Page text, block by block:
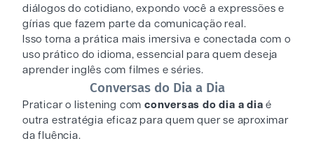
diálogos do cotidiano, expondo você a expressões e
gírias que fazem parte da comunicação real.
Isso torna a prática mais imersiva e conectada com o
uso prático do idioma, essencial para quem deseja
aprender inglês com filmes e séries.
Conversas do Dia a Dia
Praticar o listening com conversas do dia a dia é
outra estratégia eficaz para quem quer se aproximar
da fluência.